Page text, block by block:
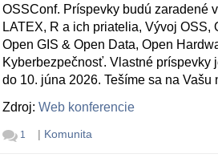
OSSConf. Príspevky budú zaradené
LATEX, R a ich priatelia, Vývoj OSS,
Open GIS & Open Data, Open
Kyberbezpečnosť. Vlastné príspevky
do 10. júna 2026. Tešíme sa na Vašu
Zdroj:Web konferencie
1 | Komunita